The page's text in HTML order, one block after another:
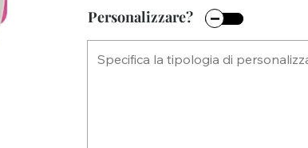
Personalizzare?